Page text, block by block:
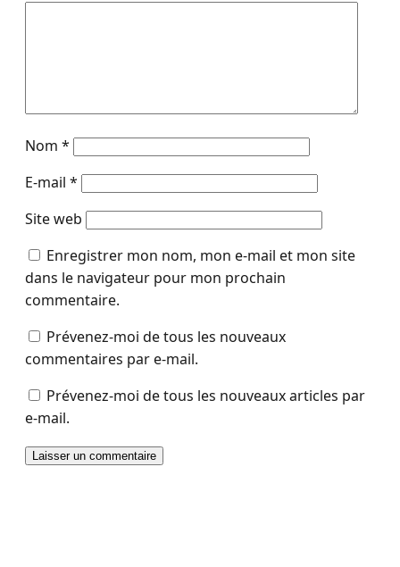
Nom *
E-mail *
Site web
Enregistrer mon nom, mon e-mail et mon site
dans le navigateur pour mon prochain
commentaire.
Prévenez-moi de tous les nouveaux
commentaires par e-mail.
Prévenez-moi de tous les nouveaux articles par
e-mail.